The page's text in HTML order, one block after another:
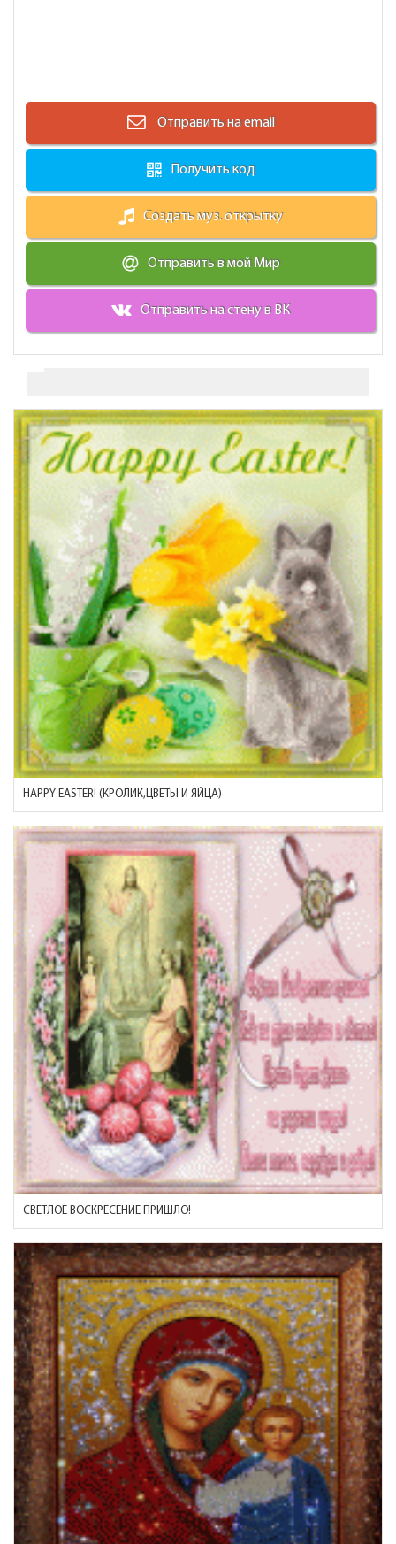
Отправить на email
Получить код
Создать муз. открытку
Отправить в мой Мир
Отправить на стену в ВК
HAPPY EASTER! (КРОЛИК,ЦВЕТЫ И ЯЙЦА)
СВЕТЛОЕ ВОСКРЕСЕНИЕ ПРИШЛО!